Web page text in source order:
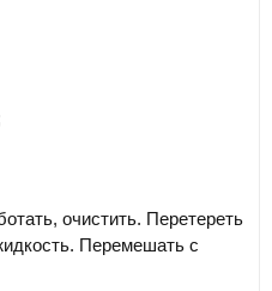
очистить. Перетереть
Перемешать с